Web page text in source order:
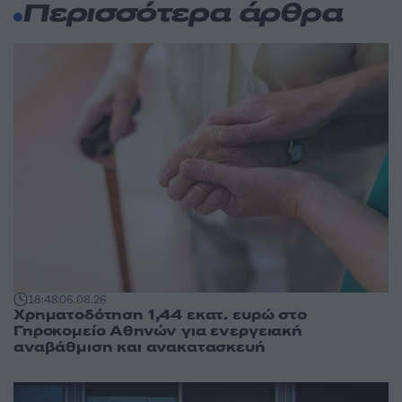
Περισσότερα άρθρα
18:4806.08.26
Χρηματοδότηση 1,44 εκατ. ευρώ στο
Γηροκομείο Αθηνών για ενεργειακή
αναβάθμιση και ανακατασκευή